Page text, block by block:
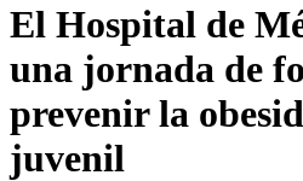
El Hospital de
una jornada de
prevenir la
juvenil